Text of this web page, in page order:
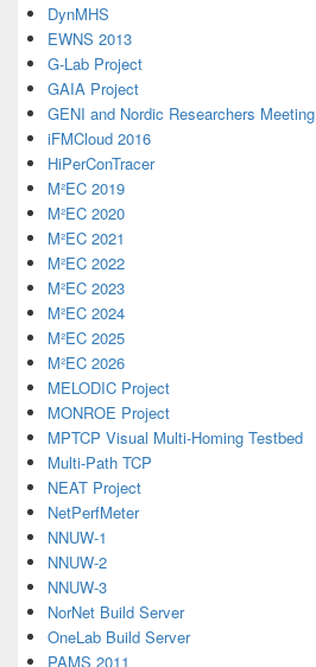
DynMHS
EWNS 2013
G-Lab Project
GAIA Project
GENI and Nordic Researchers Meeting
iFMCloud 2016
HiPerConTracer
M²EC 2019
M²EC 2020
M²EC 2021
M²EC 2022
M²EC 2023
M²EC 2024
M²EC 2025
M²EC 2026
MELODIC Project
MONROE Project
MPTCP Visual Multi-Homing Testbed
Multi-Path TCP
NEAT Project
NetPerfMeter
NNUW-1
NNUW-2
NNUW-3
NorNet Build Server
OneLab Build Server
PAMS 2011